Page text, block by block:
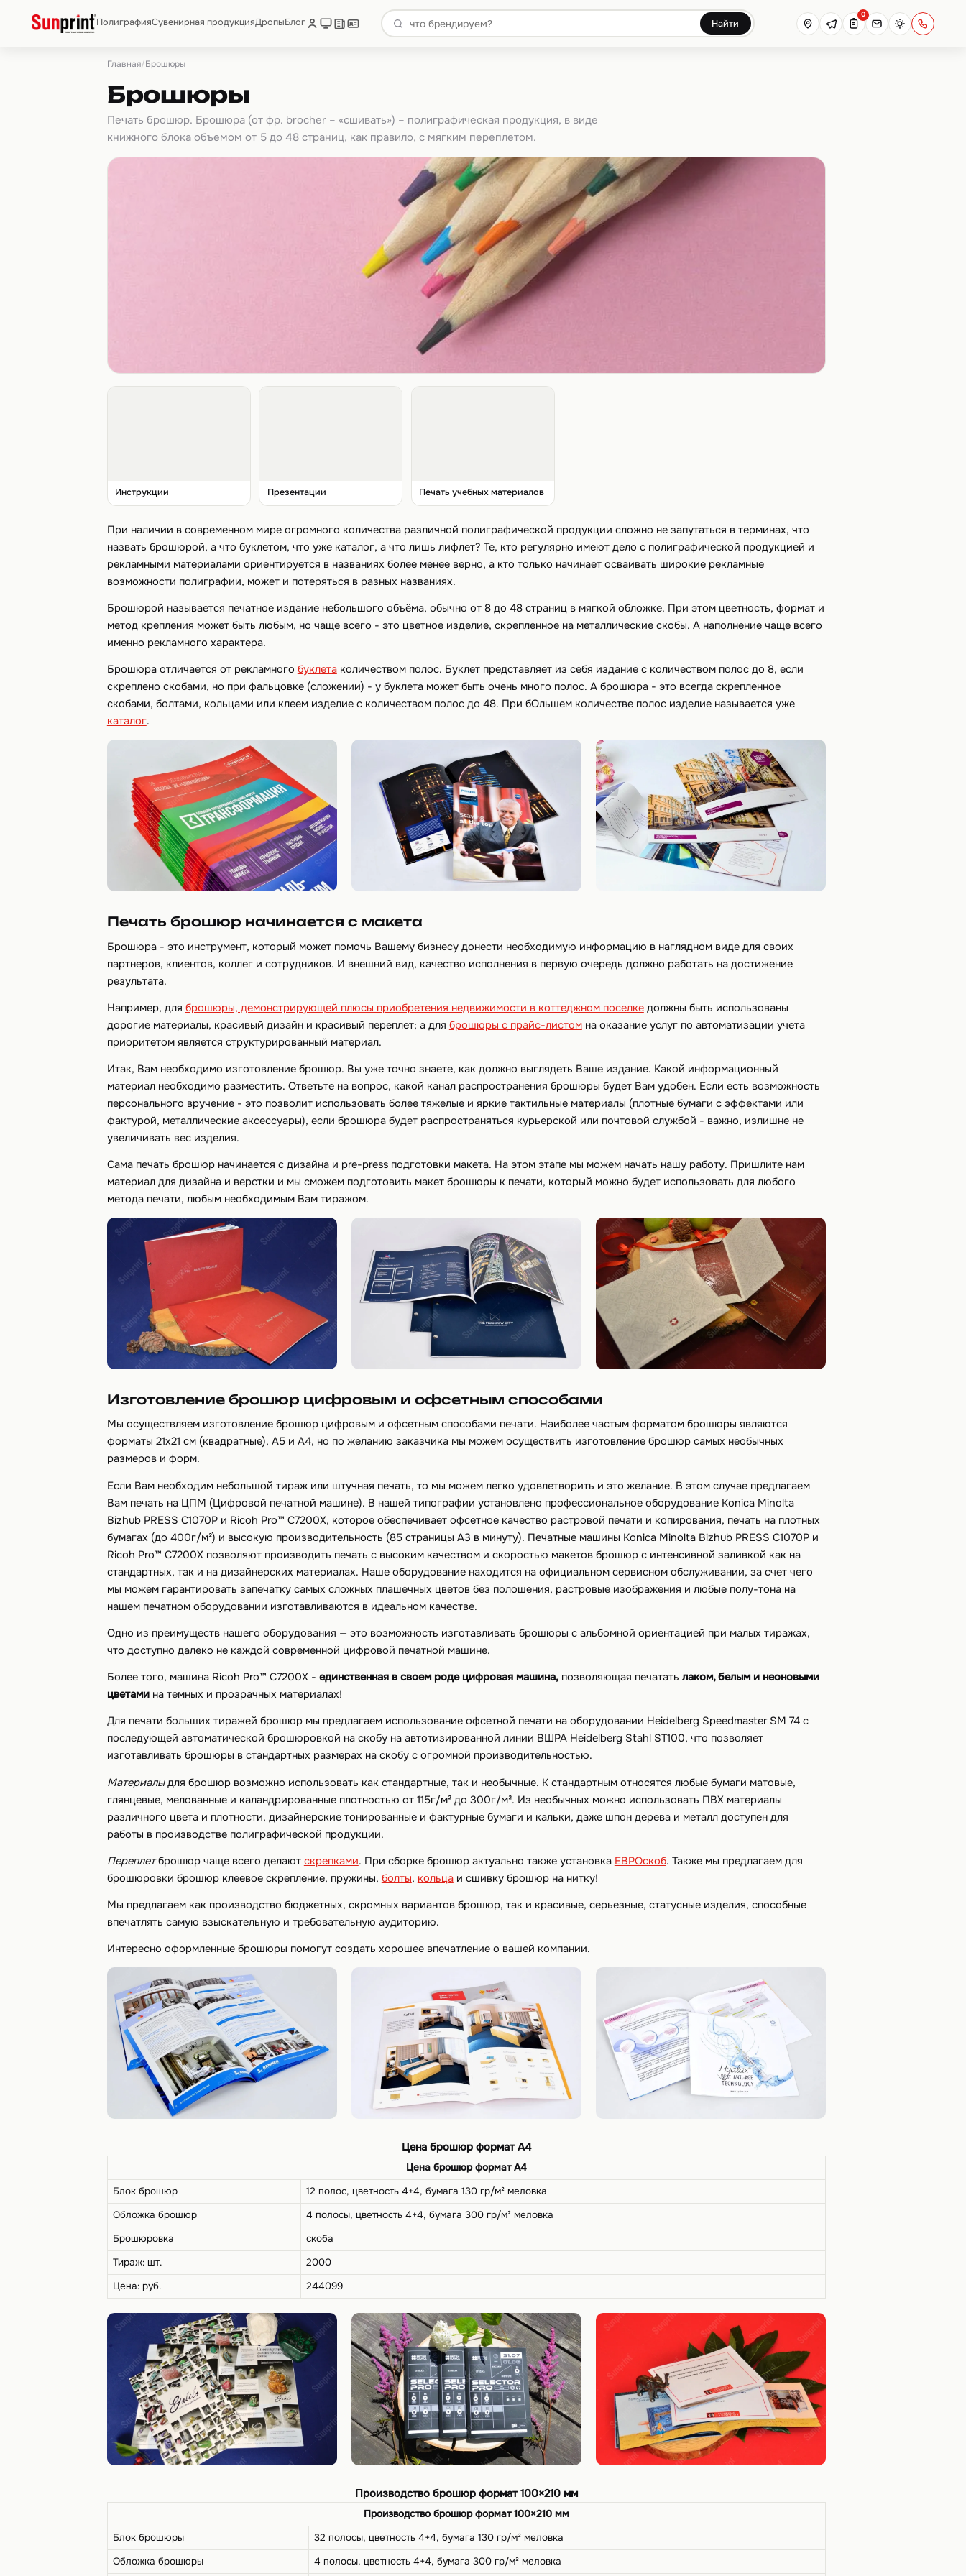
ПолиграфияСувенирная продукцияДропыБлог Найти
0
Главная/Брошюры
Брошюры
Печать брошюр. Брошюра (от фр. brocher – «сшивать») – полиграфическая продукция, в виде
книжного блока объемом от 5 до 48 страниц, как правило, с мягким переплетом.
Инструкции Презентации Печать учебных материалов
При наличии в современном мире огромного количества различной полиграфической продукции сложно не запутаться в терминах, что
назвать брошюрой, а что буклетом, что уже каталог, а что лишь лифлет? Те, кто регулярно имеют дело с полиграфической продукцией и
рекламными материалами ориентируется в названиях более менее верно, а кто только начинает осваивать широкие рекламные
возможности полиграфии, может и потеряться в разных названиях.
Брошюрой называется печатное издание небольшого объёма, обычно от 8 до 48 страниц в мягкой обложке. При этом цветность, формат и
метод крепления может быть любым, но чаще всего - это цветное изделие, скрепленное на металлические скобы. А наполнение чаще всего
именно рекламного характера.
Брошюра отличается от рекламного буклетаколичеством полос. Буклет представляет из себя издание с количеством полос до 8, если
скреплено скобами, но при фальцовке (сложении) - у буклета может быть очень много полос. А брошюра - это всегда скрепленное
скобами, болтами, кольцами или клеем изделие с количеством полос до 48. При бОльшем количестве полос изделие называется уже
каталог.
Печать брошюр начинается с макета
Брошюра - это инструмент, который может помочь Вашему бизнесу донести необходимую информацию в наглядном виде для своих
партнеров, клиентов, коллег и сотрудников. И внешний вид, качество исполнения в первую очередь должно работать на достижение
результата.
Например, для брошюры, демонстрирующей плюсы приобретения недвижимости в коттеджном поселкедолжны быть использованы
дорогие материалы, красивый дизайн и красивый переплет; а для брошюры с прайс-листомна оказание услуг по автоматизации учета
приоритетом является структурированный материал.
Итак, Вам необходимо изготовление брошюр. Вы уже точно знаете, как должно выглядеть Ваше издание. Какой информационный
материал необходимо разместить. Ответьте на вопрос, какой канал распространения брошюры будет Вам удобен. Если есть возможность
персонального вручение - это позволит использовать более тяжелые и яркие тактильные материалы (плотные бумаги с эффектами или
фактурой, металлические аксессуары), если брошюра будет распространяться курьерской или почтовой службой - важно, излишне не
увеличивать вес изделия.
Сама печать брошюр начинается с дизайна и pre-press подготовки макета. На этом этапе мы можем начать нашу работу. Пришлите нам
материал для дизайна и верстки и мы сможем подготовить макет брошюры к печати, который можно будет использовать для любого
метода печати, любым необходимым Вам тиражом.
Изготовление брошюр цифровым и офсетным способами
Мы осуществляем изготовление брошюр цифровым и офсетным способами печати. Наиболее частым форматом брошюры являются
форматы 21х21 см (квадратные), А5 и А4, но по желанию заказчика мы можем осуществить изготовление брошюр самых необычных
размеров и форм.
Если Вам необходим небольшой тираж или штучная печать, то мы можем легко удовлетворить и это желание. В этом случае предлагаем
Вам печать на ЦПМ (Цифровой печатной машине). В нашей типографии установлено профессиональное оборудование Konica Minolta
Bizhub PRESS C1070P и Ricoh Pro™ C7200X, которое обеспечивает офсетное качество растровой печати и копирования, печать на плотных
бумагах (до 400г/м²) и высокую производительность (85 страницы А3 в минуту). Печатные машины Konica Minolta Bizhub PRESS C1070P и
Ricoh Pro™ C7200X позволяют производить печать с высоким качеством и скоростью макетов брошюр с интенсивной заливкой как на
стандартных, так и на дизайнерских материалах. Наше оборудование находится на официальном сервисном обслуживании, за счет чего
мы можем гарантировать запечатку самых сложных плашечных цветов без полошения, растровые изображения и любые полу-тона на
нашем печатном оборудовании изготавливаются в идеальном качестве.
Одно из преимуществ нашего оборудования — это возможность изготавливать брошюры с альбомной ориентацией при малых тиражах,
что доступно далеко не каждой современной цифровой печатной машине.
Более того, машина Ricoh Pro™ C7200X - единственная в своем роде цифровая машина,позволяющая печатать лаком, белым и неоновыми
цветамина темных и прозрачных материалах!
Для печати больших тиражей брошюр мы предлагаем использование офсетной печати на оборудовании Heidelberg Speedmaster SM 74 с
последующей автоматической брошюровкой на скобу на автотизированной линии ВШРА Heidelberg Stahl ST100, что позволяет
изготавливать брошюры в стандартных размерах на скобу с огромной производительностью.
Материалыдля брошюр возможно использовать как стандартные, так и необычные. К стандартным относятся любые бумаги матовые,
глянцевые, мелованные и каландрированные плотностью от 115г/м² до 300г/м². Из необычных можно использовать ПВХ материалы
различного цвета и плотности, дизайнерские тонированные и фактурные бумаги и кальки, даже шпон дерева и металл доступен для
работы в производстве полиграфической продукции.
Переплетброшюр чаще всего делают скрепками. При сборке брошюр актуально также установка ЕВРОскоб. Также мы предлагаем для
брошюровки брошюр клеевое скрепление, пружины, болты, кольцаи сшивку брошюр на нитку!
Мы предлагаем как производство бюджетных, скромных вариантов брошюр, так и красивые, серьезные, статусные изделия, способные
впечатлять самую взыскательную и требовательную аудиторию.
Интересно оформленные брошюры помогут создать хорошее впечатление о вашей компании.
Цена брошюр формат А4
Цена брошюр формат А4
Блок брошюр
12 полос, цветность 4+4, бумага 130 гр/м² меловка
Обложка брошюр
4 полосы, цветность 4+4, бумага 300 гр/м² меловка
Брошюровка
скоба
Тираж: шт.
2000
Цена: руб.
244099
Производство брошюр формат 100×210 мм
Производство брошюр формат 100×210 мм
Блок брошюры
32 полосы, цветность 4+4, бумага 130 гр/м² меловка
Обложка брошюры
4 полосы, цветность 4+4, бумага 300 гр/м² меловка